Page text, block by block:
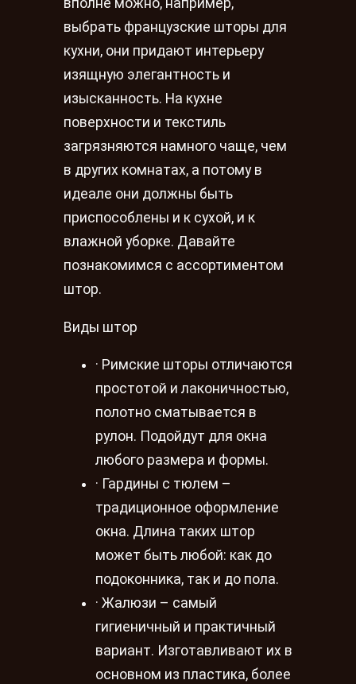
вполне можно, например,
выбрать французские шторы для
кухни, они придают интерьеру
изящную элегантность и
изысканность. На кухне
поверхности и текстиль
загрязняются намного чаще, чем
в других комнатах, а потому в
идеале они должны быть
приспособлены и к сухой, и к
влажной уборке. Давайте
познакомимся с ассортиментом
штор.
Виды штор
· Римские шторы отличаются
простотой и лаконичностью,
полотно сматывается в
рулон. Подойдут для окна
любого размера и формы.
· Гардины с тюлем –
традиционное оформление
окна. Длина таких штор
может быть любой: как до
подоконника, так и до пола.
· Жалюзи – самый
гигиеничный и практичный
вариант. Изготавливают их в
основном из пластика, более